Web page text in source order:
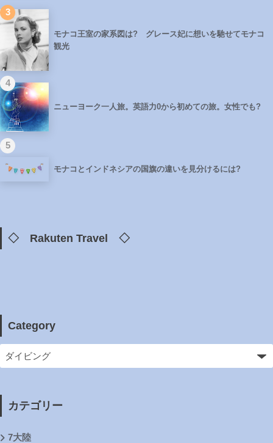
3
モナコ王室の家系図は? グレース妃に想いを馳せてモナコ
観光
4
ニューヨーク一人旅。英語力0から初めての旅。女性でも?
5
モナコとインドネシアの国旗の違いを見分けるには?
◇ Rakuten Travel ◇
Category
カテゴリー
7大陸